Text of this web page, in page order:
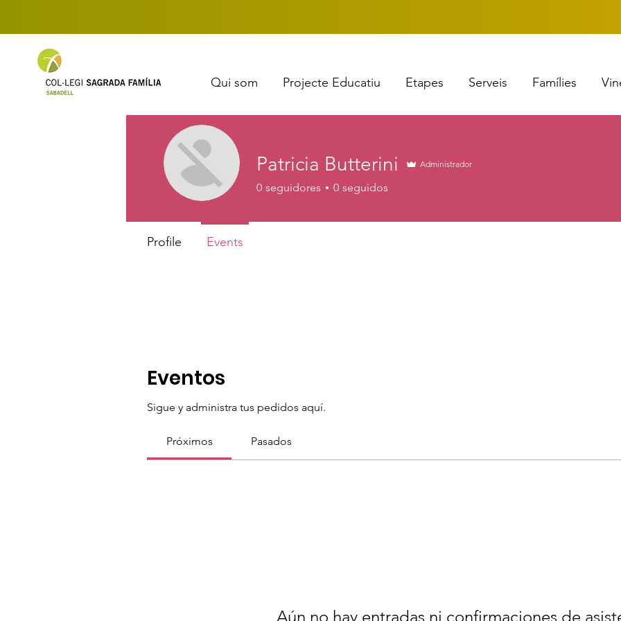
Qui som Projecte Educatiu Etapes Serveis Famílies
Eventos
Sigue y administra tus pedidos aquí.
Próximos Pasados
Aún no hay entradas ni confirmaciones de
Patricia Butterini Administrador
0 seguidores 0 seguidos
Profile Events